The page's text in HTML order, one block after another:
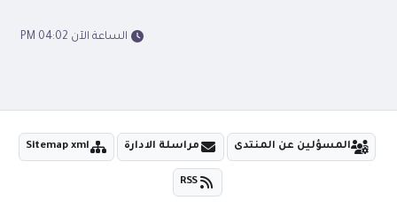
الساعة الآن 04:02 PM
المسؤلين عن المنتدى مراسلة الادارة Sitemap xml
RSS